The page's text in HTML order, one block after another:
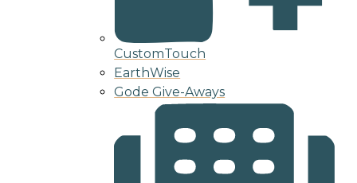
CustomTouch
EarthWise
Gode Give-Aways